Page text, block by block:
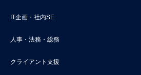
IT企画・社内SE
人事・法務・総務
クライアント支援